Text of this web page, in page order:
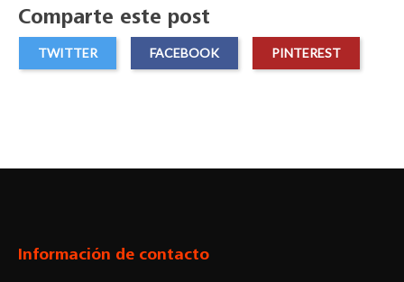
Comparte este post
TWITTER FACEBOOK PINTEREST
Información de contacto